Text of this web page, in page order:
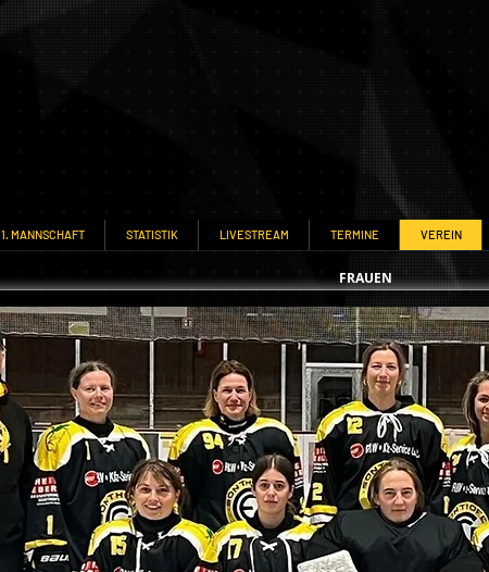
1. MANNSCHAFT STATISTIK LIVESTREAM TERMINE VEREIN
FRAUEN